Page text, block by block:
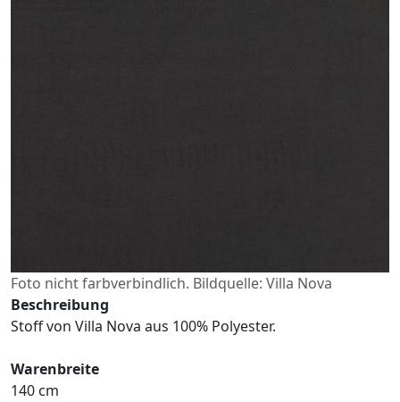
Foto nicht farbverbindlich. Bildquelle: Villa Nova
Beschreibung
Stoff von Villa Nova aus 100% Polyester.
Warenbreite
140 cm